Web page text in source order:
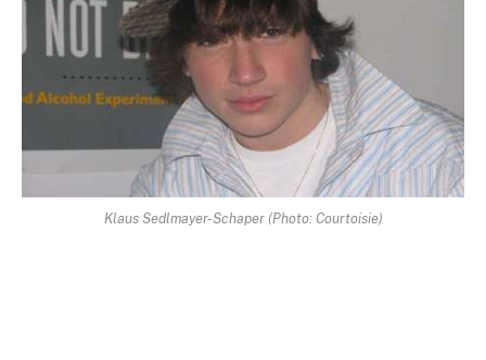
Klaus Sedlmayer-Schaper (Photo: Courtoisie)